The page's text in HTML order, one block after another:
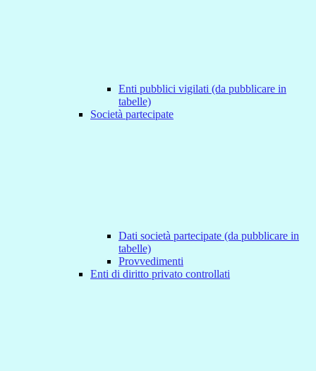
Enti pubblici vigilati (da pubblicare in
tabelle)
Società partecipate
Dati società partecipate (da pubblicare in
tabelle)
Provvedimenti
Enti di diritto privato controllati